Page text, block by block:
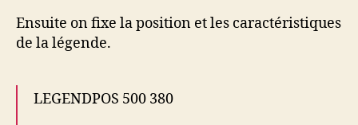
Ensuite on fixe la position et les caractéristiques
de la légende.
LEGENDPOS 500 380